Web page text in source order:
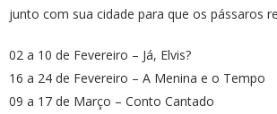
junto com sua cidade para que os pássaros
02 a 10 de Fevereiro – Já, Elvis?
16 a 24 de Fevereiro – A Menina e o Tempo
09 a 17 de Março – Conto Cantado